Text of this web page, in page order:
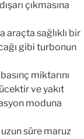
çıkmasına
araçta sağlıklı bir
gibi turbonun
miktarını
ve yakıt
moduna
uzun süre maruz